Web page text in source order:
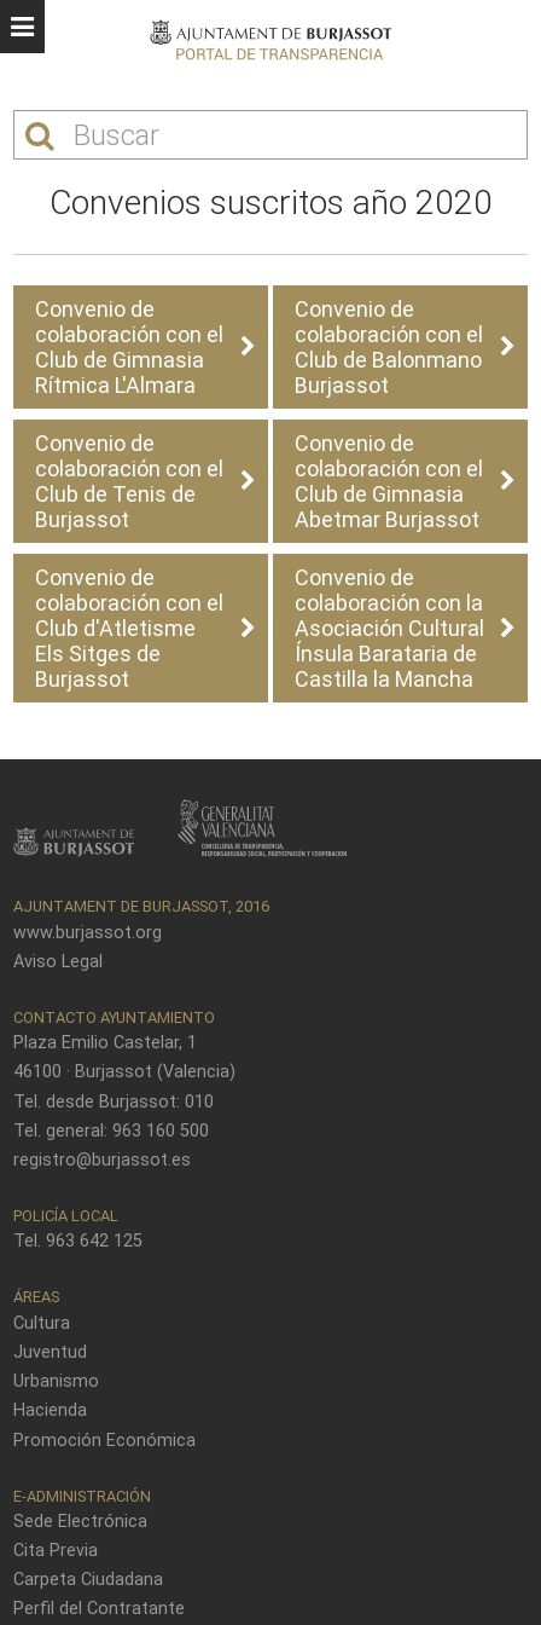
Convenios suscritos año 2020
Convenio de
colaboración con el
Club de Gimnasia
Rítmica L'Almara
Convenio de
colaboración con el
Club de Balonmano
Burjassot
Convenio de
colaboración con el
Club de Tenis de
Burjassot
Convenio de
colaboración con el
Club de Gimnasia
Abetmar Burjassot
Convenio de
colaboración con el
Club d'Atletisme
Els Sitges de
Burjassot
Convenio de
colaboración con la
Asociación Cultural
Ínsula Barataria de
Castilla la Mancha
AJUNTAMENT DE BURJASSOT, 2016
www.burjassot.org
Aviso Legal
CONTACTO AYUNTAMIENTO
Plaza Emilio Castelar, 1
46100 · Burjassot (Valencia)
Tel. desde Burjassot: 010
Tel. general: 963 160 500
registro@burjassot.es
POLICÍA LOCAL
Tel. 963 642 125
ÁREAS
Cultura
Juventud
Urbanismo
Hacienda
Promoción Económica
E-ADMINISTRACIÓN
Sede Electrónica
Cita Previa
Carpeta Ciudadana
Perfil del Contratante